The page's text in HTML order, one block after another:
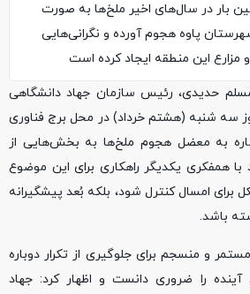
بار در سال‌های اخیر ملخ‌ها به صورت
پاوه هجوم آورده و نگرانی‌هایی
این منطقه ایجاد کرده است
حدیدی، رئیس سازمان جهاد دانشگاهی
سه شنبه (هشتم خرداد) در محل برج فناوری
به معضل هجوم ملخ‌ها به بخش‌هایی از
با همفکری یکدیگر راهکاری برای این موضوع
برای امسال کنترل شود، بلکه بُعد پیشگیرانه
باشد.
و منسجم برای جلوگیری از تکرار دوباره
را ضروری دانست و اظهار کرد: جهاد